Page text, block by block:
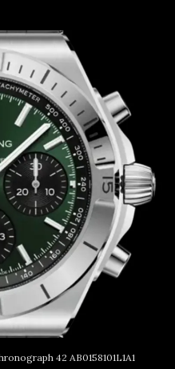
42 AB0158101L1A1